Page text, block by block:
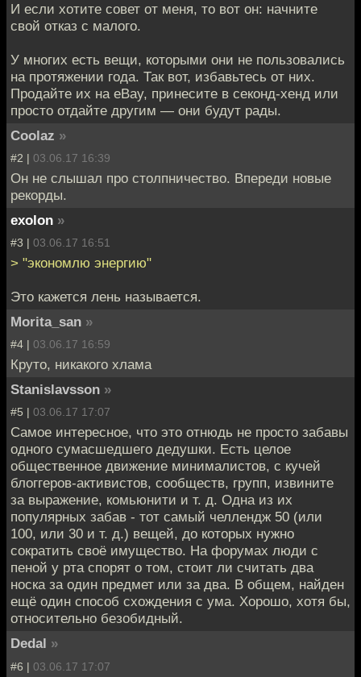
И если хотите совет от меня, то вот он: начните
свой отказ с малого.
У многих есть вещи, которыми они не пользовались
на протяжении года. Так вот, избавьтесь от них.
Продайте их на eBay, принесите в секонд-хенд или
просто отдайте другим — они будут рады.
Coolaz »
#2 | 03.06.17 16:39
Он не слышал про столпничество. Впереди новые
рекорды.
exolon »
#3 | 03.06.17 16:51
> "экономлю энергию"
Это кажется лень называется.
Morita_san »
#4 | 03.06.17 16:59
Круто, никакого хлама
Stanislavsson »
#5 | 03.06.17 17:07
Самое интересное, что это отнюдь не просто забавы
одного сумасшедшего дедушки. Есть целое
общественное движение минималистов, с кучей
блоггеров-активистов, сообществ, групп, извините
за выражение, комьюнити и т. д. Одна из их
популярных забав - тот самый челлендж 50 (или
100, или 30 и т. д.) вещей, до которых нужно
сократить своё имущество. На форумах люди с
пеной у рта спорят о том, стоит ли считать два
носка за один предмет или за два. В общем, найден
ещё один способ схождения с ума. Хорошо, хотя бы,
относительно безобидный.
Dedal »
#6 | 03.06.17 17:07